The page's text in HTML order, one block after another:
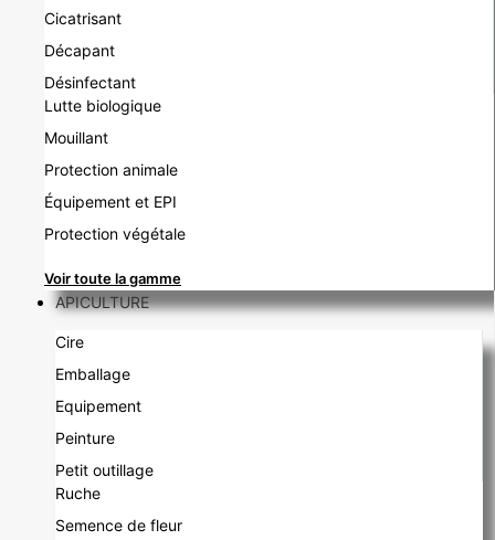
Cicatrisant
Décapant
Désinfectant
Lutte biologique
Mouillant
Protection animale
Équipement et EPI
Protection végétale
Voir toute la gamme
APICULTURE
Cire
Emballage
Equipement
Peinture
Petit outillage
Ruche
Semence de fleur